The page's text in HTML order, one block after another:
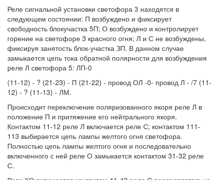
Реле сигнальной установки светофора 3 находятся в
следующем состоянии: П возбуждено и фиксирует
свободность блокучастка 5П; О возбуждено и контролирует
горение на светофоре 3 красного огня; Л и С не возбуждены,
фиксируя занятость блок-участка ЗП. В данном случае
замыкается цепь тока обратной полярности для возбуждения
реле Л светофора 5: ЛП-0
(11-12) - ? (21-23) - П (21-22) - провод ОЛ -0- провод Л - /7 (11-
12) - ? (11-13) - ЛМ.
Происходит переключение поляризованного якоря реле Л в
положение П и притяжение его нейтрального якоря.
Контактом 11-12 реле Л включается реле С; контактом 111-
113 выбирается цепь лампы желтого огня светофора.
Полностью цепь лампы желтого огня и последовательно
включенного с ней реле О замыкается контактом 31-32 реле
С.